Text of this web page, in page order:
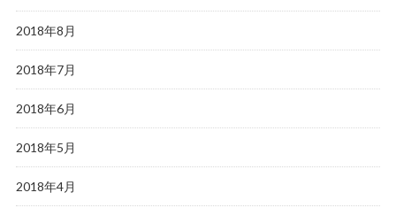
2018年8月
2018年7月
2018年6月
2018年5月
2018年4月